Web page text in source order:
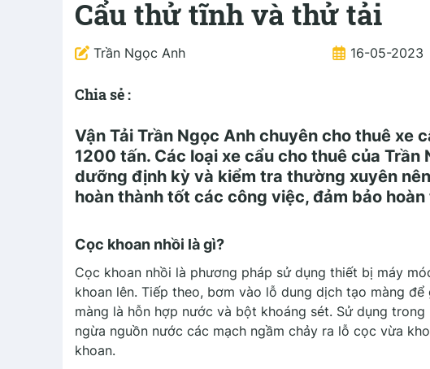
Cẩu thử tĩnh và thử tải
Trần Ngọc Anh 16-05-2023
Chia sẻ :
Vận Tải Trần Ngọc Anh chuyên cho thuê xe
1200 tấn. Các loại xe cẩu cho thuê của
dưỡng định kỳ và kiểm tra thường xuyên
hoàn thành tốt các công việc, đảm bảo
Cọc khoan nhồi là gì?
Cọc khoan nhồi là phương pháp sử dụng thiết bị máy
khoan lên. Tiếp theo, bơm vào lỗ dung dịch tạo màng
màng là hỗn hợp nước và bột khoáng sét. Sử dụng
ngừa nguồn nước các mạch ngầm chảy ra lỗ cọc vừa
khoan.